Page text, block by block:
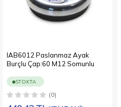
IAB6012 Paslanmaz Ayak
Burçlu Çap:60 M12 Somunlu
STOKTA
(0)